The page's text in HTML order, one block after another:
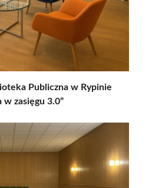
Publiczna w Rypinie
zasięgu 3.0”